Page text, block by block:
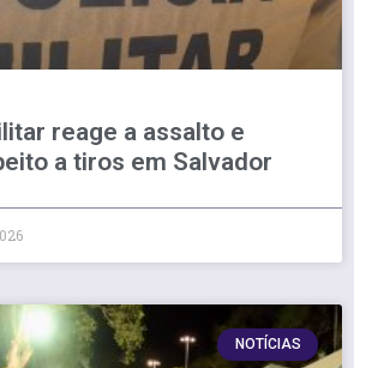
reage a assalto e
a tiros em Salvador
NOTÍCIAS